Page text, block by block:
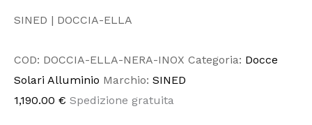
SINED | DOCCIA-ELLA
COD: DOCCIA-ELLA-NERA-INOX Categoria: Docce
Solari Alluminio Marchio: SINED
1,190.00 € Spedizione gratuita
Lavapiedi
Doccia
Ella
Grigia